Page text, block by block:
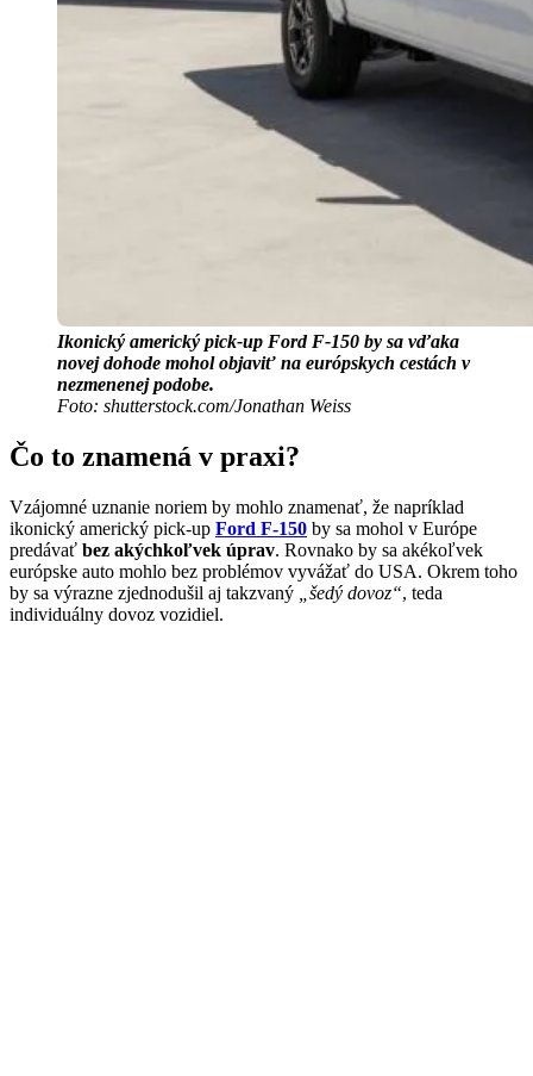
Ikonický americký pick-up Ford F-150 by sa vďaka
novej dohode mohol objaviť na európskych cestách v
nezmenenej podobe.
Foto: shutterstock.com/Jonathan Weiss
Čo to znamená v praxi?
Vzájomné uznanie noriem by mohlo znamenať, že napríklad
ikonický americký pick-up Ford F-150 by sa mohol v Európe
predávať bez akýchkoľvek úprav. Rovnako by sa akékoľvek
európske auto mohlo bez problémov vyvážať do USA. Okrem toho
by sa výrazne zjednodušil aj takzvaný
„šedý dovoz“, teda
individuálny dovoz vozidiel.